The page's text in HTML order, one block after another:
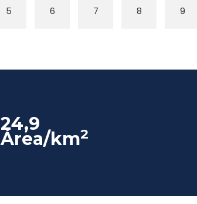
5 6 7 8 9
24,9
Área/km2